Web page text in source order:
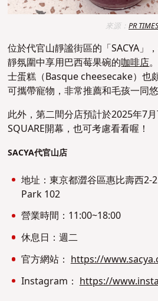
來源： PR TIMES
位於代官山靜謐街區的「SACYA」
靜氛圍中享用巴西莓果碗的咖啡店
士蛋糕（Basque cheesecake）也
可攜帶寵物，非常推薦和毛孩一同悠
此外，第二間分店預計於2025年7
SQUARE開幕，也可考慮看看喔！
SACYA代官山店
地址：東京都澀谷區惠比壽西2-
Park 102
營業時間：11:00~18:00
休息日：週二
官方網站：https://
Instagram： https://